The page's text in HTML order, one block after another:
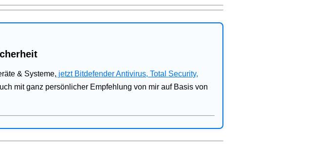
& Systeme, jetzt Bitdefender Antivirus, Total Security,
mit ganz persönlicher Empfehlung von mir auf Basis von